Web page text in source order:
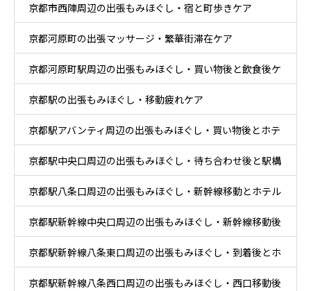
京都市西陣周辺の出張もみほぐし・宿と町歩きケア
京都河原町の出張マッサージ・繁華街滞在ケア
京都河原町駅周辺の出張もみほぐし・買い物後と飲食後ケ
ア
京都駅の出張もみほぐし・移動疲れケア
京都駅アバンティ周辺の出張もみほぐし・買い物後とホテ
ル休息ケア
京都駅中央口周辺の出張もみほぐし・待ち合わせ後と駅構
内移動ケア
京都駅八条口周辺の出張もみほぐし・新幹線移動とホテル
滞在ケア
京都駅新幹線中央口周辺の出張もみほぐし・新幹線移動後
と乗換ケア
京都駅新幹線八条東口周辺の出張もみほぐし・到着後とホ
テル休息ケア
京都駅新幹線八条西口周辺の出張もみほぐし・西口移動後